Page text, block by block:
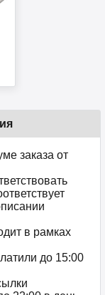
заказа от
в рамках
до 15:00